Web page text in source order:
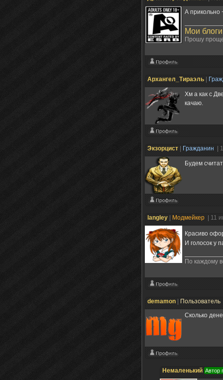
А прикольно
Мои блоги
Прошу
Архангел_Тираэль
Хм а как с
качаю.
Экзорцист Гражданин |
Будем
langley Модмейкер | 11
Красиво
И голосок у
По каждому
demamon Пользователь
Сколько
Немаленький Автор